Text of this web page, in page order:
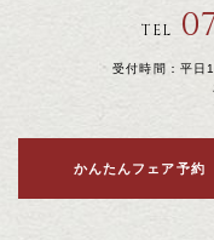
TEL
受付時間：平
かんたんフェア予約